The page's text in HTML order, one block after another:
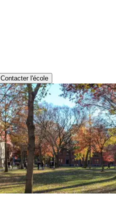
Contacter l'école